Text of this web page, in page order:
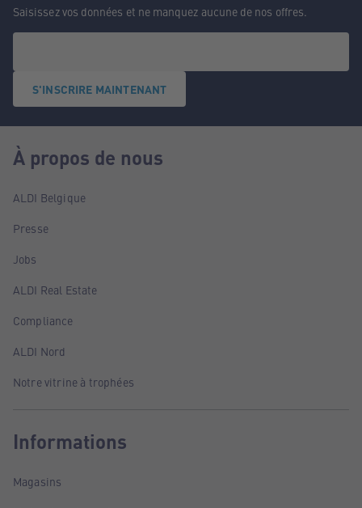
Saisissez vos données et ne manquez aucune de nos offres.
S'INSCRIRE MAINTENANT
À propos de nous
ALDI Belgique
Presse
Jobs
ALDI Real Estate
Compliance
ALDI Nord
Notre vitrine à trophées
Informations
Magasins